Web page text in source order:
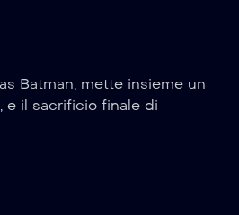
Batman, mette insieme un
e il sacrificio finale di